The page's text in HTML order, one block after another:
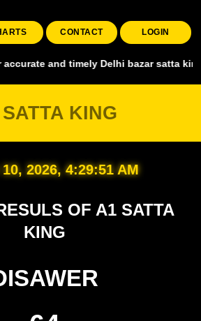
CONTACT LOGIN
timely Delhi bazar satta king,
KING
2026, 4:29:52 AM
OF A1 SATTA
KING